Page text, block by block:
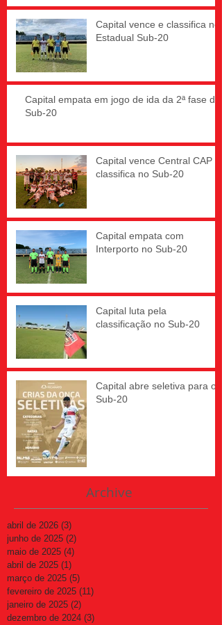
Capital vence e classifica no
Estadual Sub-20
Capital empata em jogo de ida da 2ª fase do
Sub-20
Capital vence Central CAP e
classifica no Sub-20
Capital empata com
Interporto no Sub-20
Capital luta pela
classificação no Sub-20
Capital abre seletiva para o
Sub-20
Archive
abril de 2026 (3)
junho de 2025 (2)
maio de 2025 (4)
abril de 2025 (1)
março de 2025 (5)
fevereiro de 2025 (11)
janeiro de 2025 (2)
dezembro de 2024 (3)